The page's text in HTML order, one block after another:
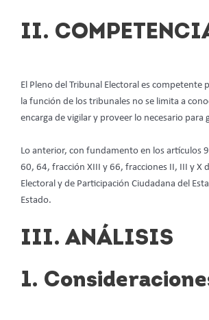
II.
El Pleno del Tribunal Electoral es competente
la función de los tribunales no se limita a
encarga de vigilar y proveer lo necesario
Lo anterior, con fundamento en los artículos
60, 64, fracción XIII y 66, fracciones II, III y X
Electoral y de Participación Ciudadana del
Estado.
III. ANÁLISIS
1.